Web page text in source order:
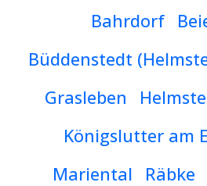
Bahrdorf
Büddenstedt
Grasleben
Königslutter am
Mariental
Räbke